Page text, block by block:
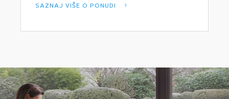
SAZNAJ VIŠE O PONUDI